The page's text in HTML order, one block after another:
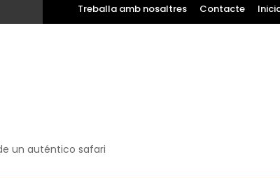
Treballa amb nosaltres Contacte
un auténtico safari